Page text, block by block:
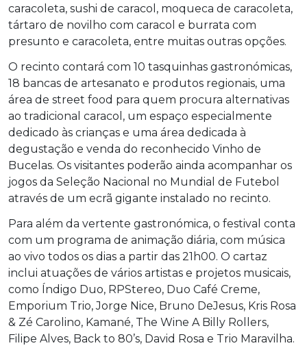
caracoleta, sushi de caracol, moqueca de caracoleta,
tártaro de novilho com caracol e burrata com
presunto e caracoleta, entre muitas outras opções.
O recinto contará com 10 tasquinhas gastronómicas,
18 bancas de artesanato e produtos regionais, uma
área de street food para quem procura alternativas
ao tradicional caracol, um espaço especialmente
dedicado às crianças e uma área dedicada à
degustação e venda do reconhecido Vinho de
Bucelas. Os visitantes poderão ainda acompanhar os
jogos da Seleção Nacional no Mundial de Futebol
através de um ecrã gigante instalado no recinto.
Para além da vertente gastronómica, o festival conta
com um programa de animação diária, com música
ao vivo todos os dias a partir das 21h00. O cartaz
inclui atuações de vários artistas e projetos musicais,
como Índigo Duo, RPStereo, Duo Café Creme,
Emporium Trio, Jorge Nice, Bruno DeJesus, Kris Rosa
& Zé Carolino, Kamané, The Wine A Billy Rollers,
Filipe Alves, Back to 80’s, David Rosa e Trio Maravilha.